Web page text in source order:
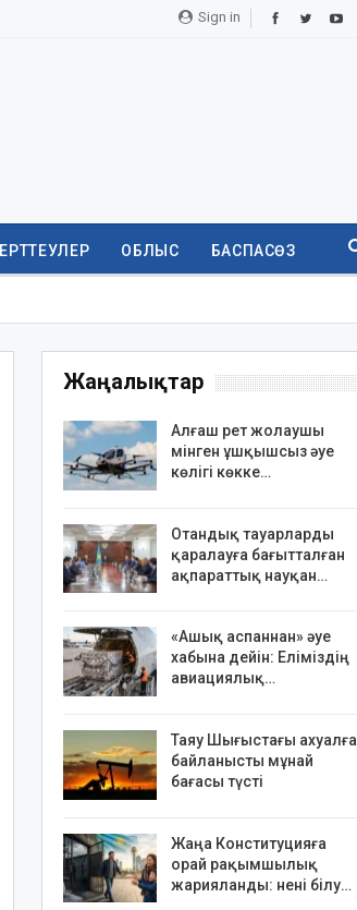
Sign in
ОБЛЫС БАСПАСӨЗ
Жаңалықтар
Алғаш рет жолаушы
мінген ұшқышсыз әуе
көлігі көкке…
Отандық тауарларды
қаралауға бағытталған
ақпараттық науқан…
«Ашық аспаннан» әуе
хабына дейін: Еліміздің
авиациялық…
Таяу Шығыстағы ахуалға
байланысты мұнай
бағасы түсті
Жаңа Конституцияға
орай рақымшылық
жарияланды: нені білу…